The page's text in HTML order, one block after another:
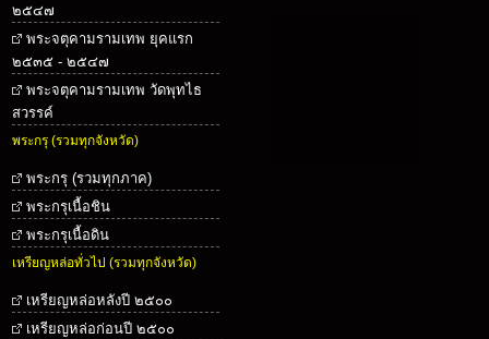
๒๕๔๗
พระจตุคามรามเทพ ยุคแรก
๒๕๓๕ - ๒๕๔๗
พระจตุคามรามเทพ วัดพุทไธ
สวรรค์
พระกรุ (รวมทุกจังหวัด)
พระกรุ (รวมทุกภาค)
พระกรุเนื้อชิน
พระกรุเนื้อดิน
เหรียญหล่อทั่วไป (รวมทุกจังหวัด)
เหรียญหล่อหลังปี ๒๕๐๐
เหรียญหล่อก่อนปี ๒๕๐๐